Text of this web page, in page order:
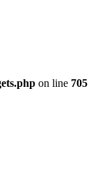
on line 705